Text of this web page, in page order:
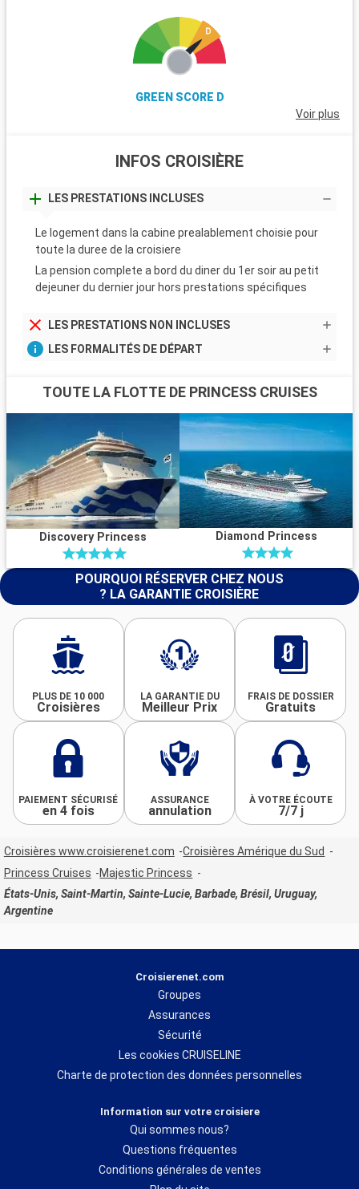
GREEN SCORE D
Voir plus
INFOS CROISIÈRE
LES PRESTATIONS INCLUSES
Le logement dans la cabine prealablement choisie pour
toute la duree de la croisiere
La pension complete a bord du diner du 1er soir au petit
dejeuner du dernier jour hors prestations spécifiques
LES PRESTATIONS NON INCLUSES
LES FORMALITÉS DE DÉPART
TOUTE LA FLOTTE DE PRINCESS CRUISES
Discovery Princess Diamond Princess
POURQUOI RÉSERVER CHEZ NOUS
? LA GARANTIE CROISIÈRE
PLUS DE 10 000
Croisières
LA GARANTIE DU
Meilleur Prix
FRAIS DE DOSSIER
Gratuits
PAIEMENT SÉCURISÉ
en 4 fois
ASSURANCE
annulation
À VOTRE ÉCOUTE
7/7 j
Croisières www.croisierenet.com
Croisières Amérique du Sud
Princess Cruises
Majestic Princess
États-Unis, Saint-Martin, Sainte-Lucie, Barbade, Brésil, Uruguay,
Argentine
Croisierenet.com
Groupes
Assurances
Sécurité
Les cookies CRUISELINE
Charte de protection des données personnelles
Information sur votre croisiere
Qui sommes nous?
Questions fréquentes
Conditions générales de ventes